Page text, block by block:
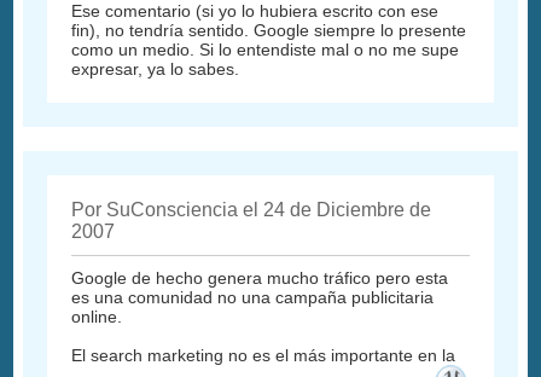
Ese comentario (si yo lo hubiera escrito con ese
fin), no tendría sentido. Google siempre lo presente
como un medio. Si lo entendiste mal o no me supe
expresar, ya lo sabes.
Por SuConsciencia el 24 de Diciembre de
2007
Google de hecho genera mucho tráfico pero esta
es una comunidad no una campaña publicitaria
online.
El search marketing no es el más importante en la